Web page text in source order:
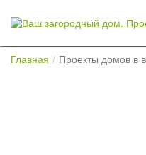
Главная Проекты домов в